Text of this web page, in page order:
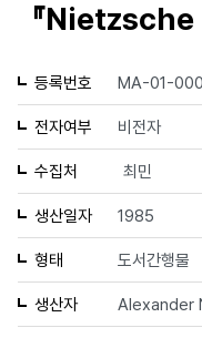
『
등록번호 MA-01-
전자여부 비전자
수집처 최민
생산일자 1985
형태 도서간행물
생산자 Alexander